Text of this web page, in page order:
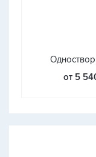
от 5